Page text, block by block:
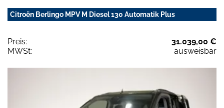
Citroën Berlingo MPV M Diesel 130 Automatik Plus
Preis:
31.039,00 €
MWSt:
ausweisbar